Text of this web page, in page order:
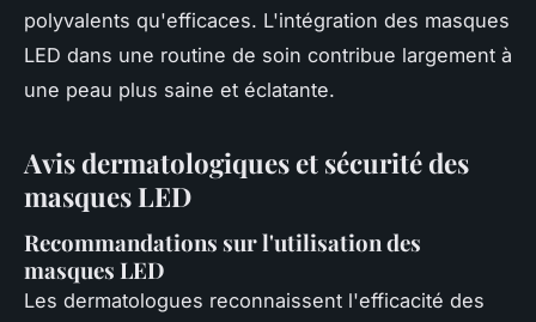
polyvalents qu'efficaces. L'intégration des masques
LED dans une routine de soin contribue largement à
une peau plus saine et éclatante.
Avis dermatologiques et sécurité des
masques LED
Recommandations sur l'utilisation des
masques LED
Les dermatologues reconnaissent l'efficacité des